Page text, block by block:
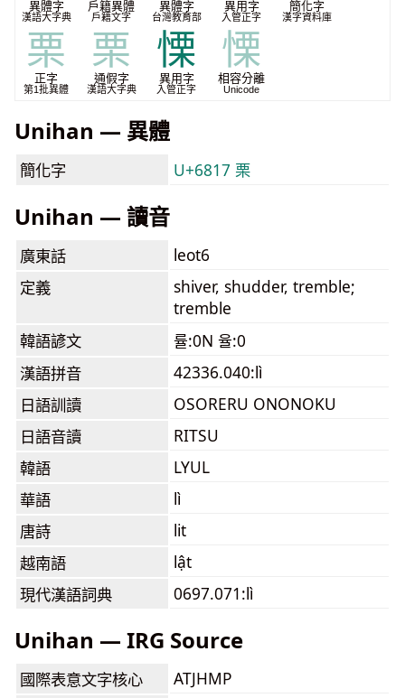
異體字
漢語大字典
戶籍異體
戶籍文字
異體字
台灣教育部
異用字
入管正字
簡化字
漢字資料庫
栗
正字
第1批異體
栗
通假字
漢語大字典
慄
異用字
入管正字
慄
相容分離
Unicode
Unihan — 異體
簡化字 U+6817 栗
Unihan — 讀音
廣東話
leot6
定義
shiver, shudder, tremble;
tremble
韓語諺文
률:0N 율:0
漢語拼音
42336.040:lì
日語訓讀
OSORERU ONONOKU
日語音讀
RITSU
韓語
LYUL
華語
lì
唐詩
lit
越南語
lật
現代漢語詞典
0697.071:lì
Unihan — IRG Source
國際表意文字核心
ATJHMP